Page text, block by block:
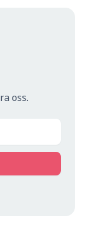
oss.